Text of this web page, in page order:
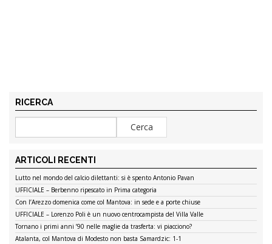
RICERCA
ARTICOLI RECENTI
Lutto nel mondo del calcio dilettanti: si è spento Antonio Pavan
UFFICIALE – Berbenno ripescato in Prima categoria
Con l’Arezzo domenica come col Mantova: in sede e a porte chiuse
UFFICIALE – Lorenzo Poli è un nuovo centrocampista del Villa Valle
Tornano i primi anni ’90 nelle maglie da trasferta: vi piacciono?
Atalanta, col Mantova di Modesto non basta Samardzic: 1-1